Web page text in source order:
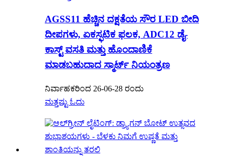
AGSS11 ಹೆಚ್ಚಿನ ದಕ್ಷತೆಯ ಸೌರ LED ಬೀದಿ
ದೀಪಗಳು, ಏಕಸ್ಫಟಿಕ ಫಲಕ, ADC12 ಡೈ-
ಕಾಸ್ಟ್ ವಸತಿ ಮತ್ತು ಹೊಂದಾಣಿಕೆ
ಮಾಡಬಹುದಾದ ಸ್ಮಾರ್ಟ್ ನಿಯಂತ್ರಣ
ನಿರ್ವಾಹಕರಿಂದ 26-06-28 ರಂದು
ಮತ್ತಷ್ಟು ಓದು